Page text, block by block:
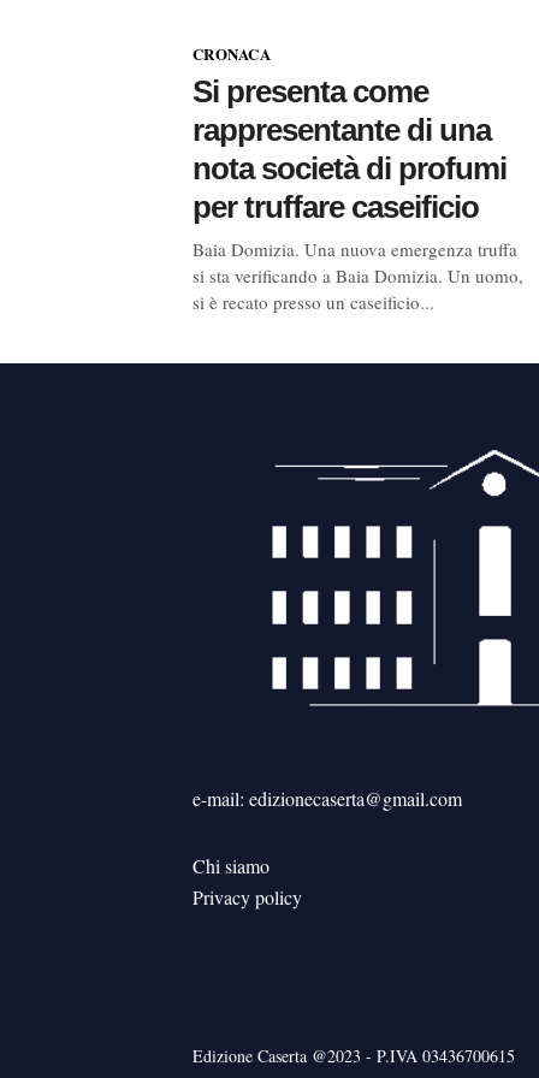
CRONACA
Si presenta come
rappresentante di una
nota società di profumi
per truffare caseificio
Baia Domizia. Una nuova emergenza truffa
si sta verificando a Baia Domizia. Un uomo,
si è recato presso un caseificio...
e-mail: edizionecaserta@gmail.com
Chi siamo
Privacy policy
Edizione Caserta @2023 - P.IVA 03436700615